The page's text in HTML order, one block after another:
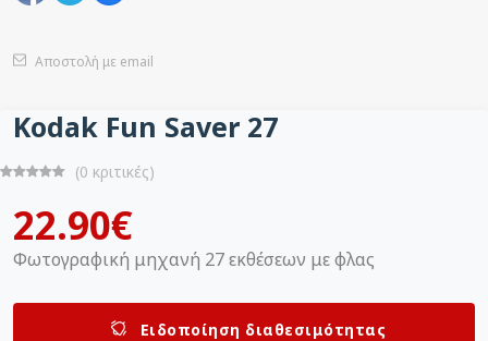
Αποστολή με email
Kodak Fun Saver 27
(0 κριτικές)
22.90€
Φωτογραφική μηχανή 27 εκθέσεων με φλας
Ειδοποίηση διαθεσιμότητας